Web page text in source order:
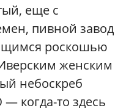
еще с
пивной завод
роскошью
женским
небоскреб
когда-то здесь